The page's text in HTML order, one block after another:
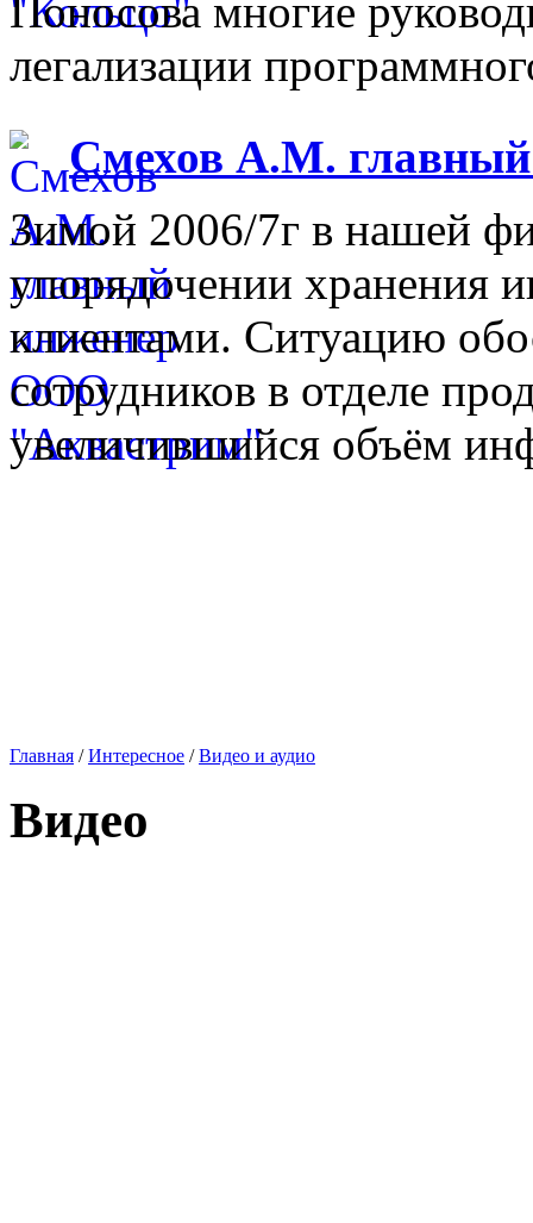
Поносова многие
легализации
Смехов А.М.
Зимой 2006/7г в нашей
упорядочении хранения
клиентами. Ситуацию
сотрудников в отделе
увеличившийся объём
Главная /Интересное /Видео и аудио
Видео